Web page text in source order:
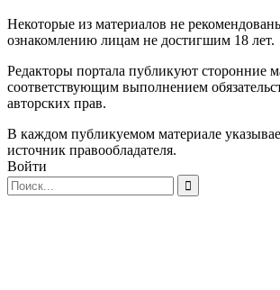
Некоторые из материалов не
ознакомлению лицам не достигшим 18 лет.
Редакторы портала публикуют сторонние
соответствующим выполнением
авторских прав.
В каждом публикуемом материале
источник правообладателя.
Войти